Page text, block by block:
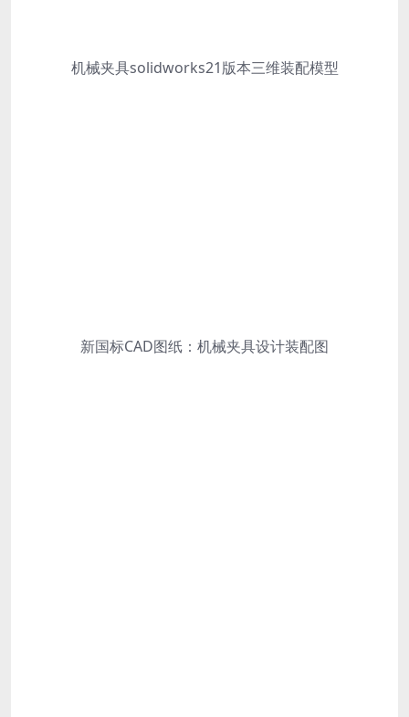
机械夹具solidworks21版本三维装配模型
新国标CAD图纸：机械夹具设计装配图